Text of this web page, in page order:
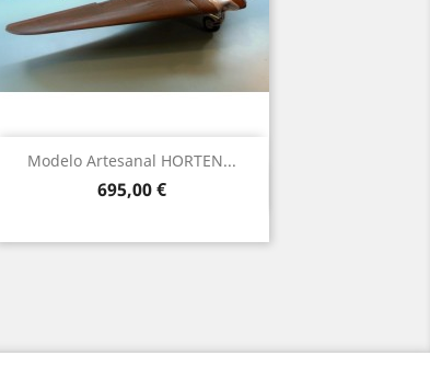
Modelo Artesanal HORTEN...
Precio
695,00 €
Vista rápida